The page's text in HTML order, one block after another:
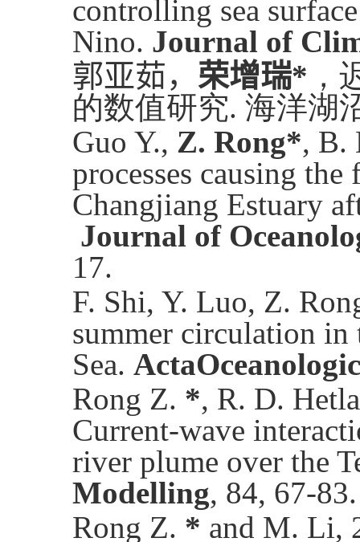
controlling sea
Nino. Journal of
郭亚茹， 荣增瑞* ，
的数值研究. 海洋湖
Guo Y., Z. Rong*, B.
processes causing
Changjiang Estuary
Journal of
17.
F. Shi, Y. Luo, Z.
summer circulation in
Sea.
Rong Z. *, R. D.
Current-wave
river plume over the
Modelling, 84, 67-83.
Rong Z. * and M. Li,